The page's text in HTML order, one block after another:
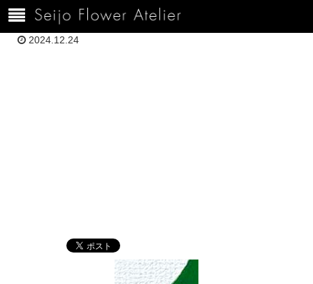
ホーム 120H吉川栞2F130FD8-216B-43A6-961A-0A751A6C5C92
2024.12.24
43A6-961A-
0A751A6C5C92